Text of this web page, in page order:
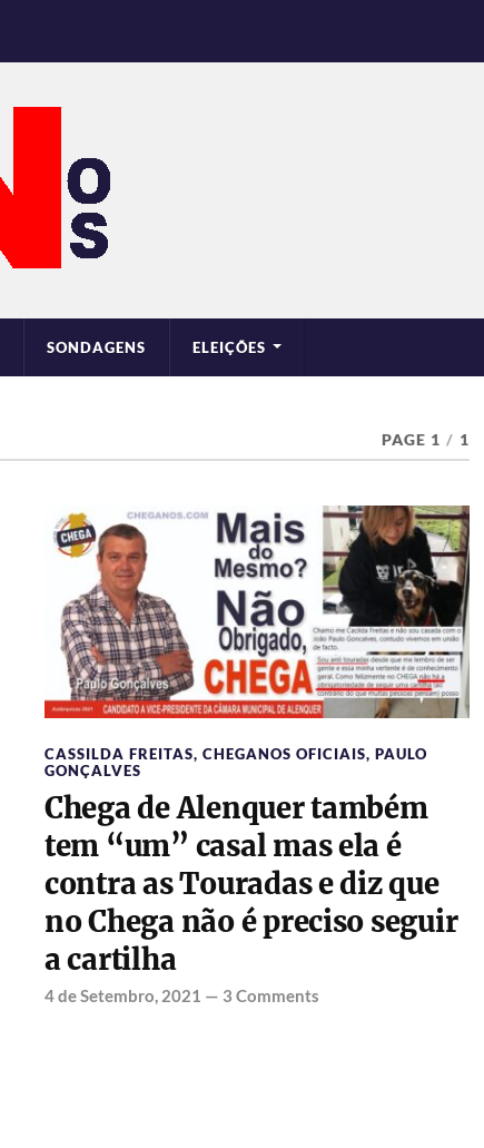
SONDAGENS ELEIÇÕES
PAGE 1 / 1
CASSILDA FREITAS, CHEGANOS OFICIAIS, PAULO
GONÇALVES
Chega de Alenquer também
tem “um” casal mas ela é
contra as Touradas e diz que
no Chega não é preciso seguir
a cartilha
4 de Setembro, 2021 — 3 Comments